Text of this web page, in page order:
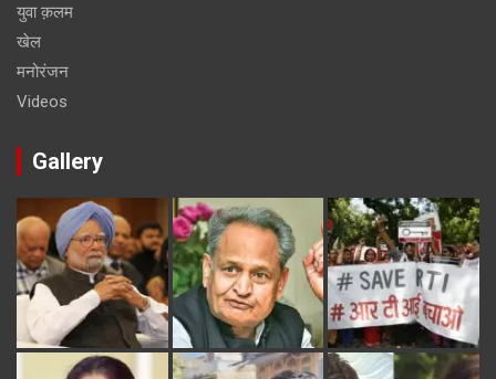
युवा क़लम
खेल
मनोरंजन
Videos
Gallery